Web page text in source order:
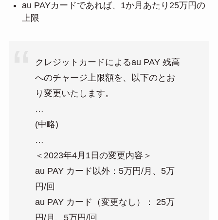
au PAYカードであれば、1か月あたり25万円の
上限
クレジットカードによるau PAY 残高
へのチャージ上限額を、以下のとお
り変更いたします。
…
(中略)
…
＜2023年4月1日の変更内容＞
au PAY カード以外：5万円/月、5万
円/回
au PAY カード（変更なし）： 25万
円/月、5万円/回